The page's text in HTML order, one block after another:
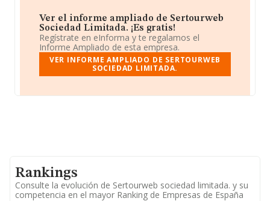
Ver el informe ampliado de Sertourweb
Sociedad Limitada. ¡Es gratis!
Regístrate en eInforma y te regalamos el
Informe Ampliado de esta empresa.
VER INFORME AMPLIADO DE SERTOURWEB
SOCIEDAD LIMITADA.
Rankings
Consulte la evolución de Sertourweb sociedad limitada. y su
competencia en el mayor Ranking de Empresas de España